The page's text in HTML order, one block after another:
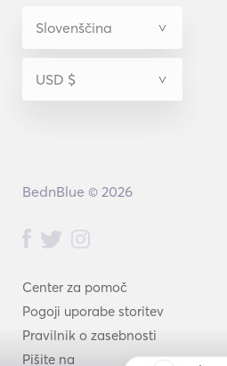
Center za pomoč
Pogoji uporabe storitev
Pravilnik o zasebnosti
Pišite na
BednBlue © 2026